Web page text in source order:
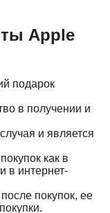
Apple
подарок
в получении и
и является
как в
в интернет-
покупок, ее